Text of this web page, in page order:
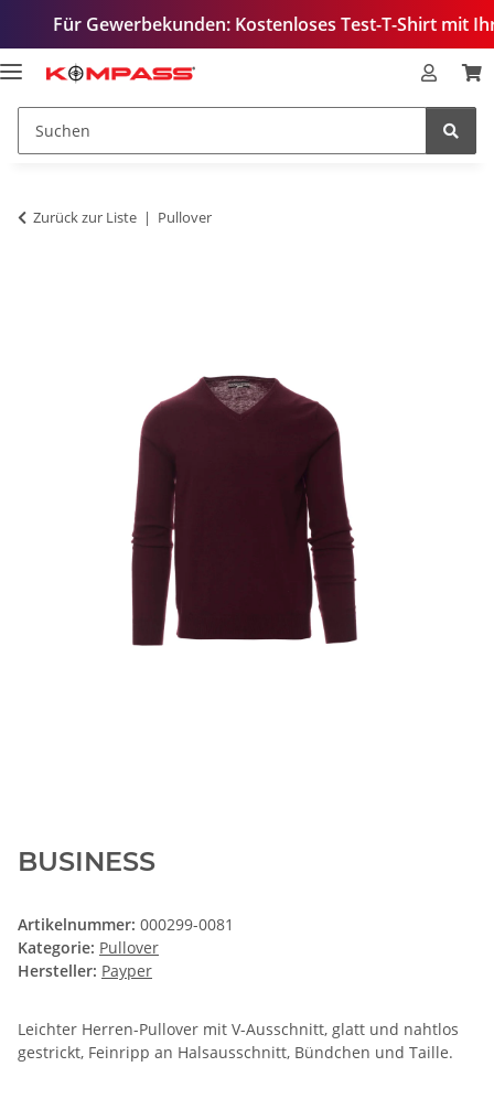
Gewerbekunden: Kostenloses Test-T-Shirt mit Ihrem
Zurück zur Liste Pullover
BUSINESS
Artikelnummer: 000299-0081
Kategorie: Pullover
Hersteller: Payper
Leichter Herren-Pullover mit V-Ausschnitt, glatt und nahtlos
gestrickt, Feinripp an Halsausschnitt, Bündchen und Taille.